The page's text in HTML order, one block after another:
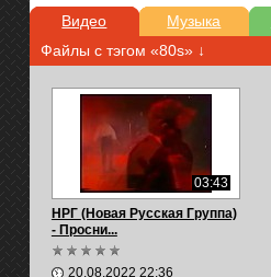
Видео
Музыка
Файлы с тэгом «80s» ↓
03:43
НРГ (Новая Русская Группа)
- Просни...
20.08.2022 22:36